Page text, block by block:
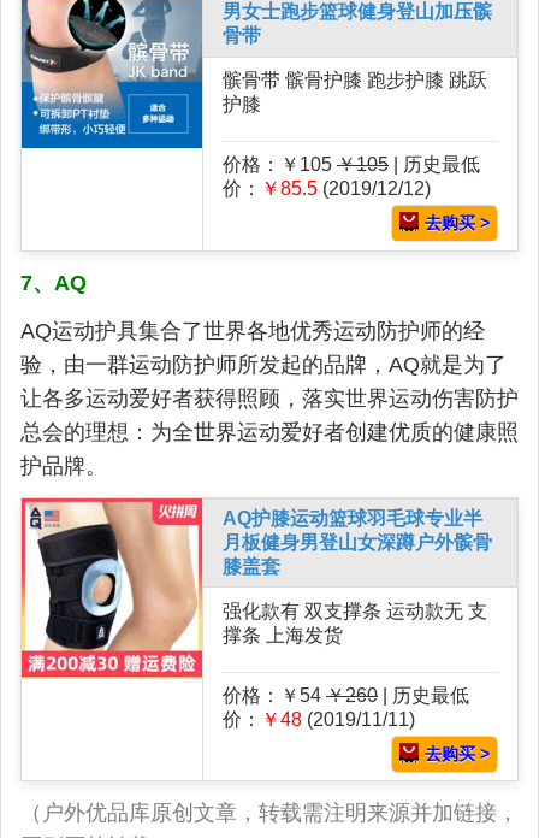
男女士跑步篮球健身登山加压髌
骨带
髌骨带 髌骨护膝 跑步护膝 跳跃
护膝
价格：￥105 ￥105 | 历史最低
价：
￥85.5 (2019/12/12)
去购买 >
7、AQ
AQ运动护具集合了世界各地优秀运动防护师的经
验，由一群运动防护师所发起的品牌，AQ就是为了
让各多运动爱好者获得照顾，落实世界运动伤害防护
总会的理想：为全世界运动爱好者创建优质的健康照
护品牌。
AQ护膝运动篮球羽毛球专业半
月板健身男登山女深蹲户外髌骨
膝盖套
强化款有 双支撑条 运动款无 支
撑条 上海发货
价格：￥54 ￥260 | 历史最低
价：
￥48 (2019/11/11)
去购买 >
（户外优品库原创文章，转载需注明来源并加链接，